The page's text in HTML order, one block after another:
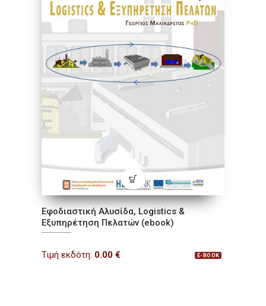
Εφοδιαστική Αλυσίδα, Logistics &
Εξυπηρέτηση Πελατών (ebook)
E-BOOK
Τιμή εκδότη: 0.00 €